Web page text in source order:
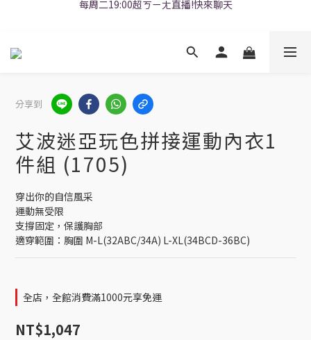
分享到
艾波迷亞玩色拼接運動內衣1
件組 (1705)
穿出你的自信風采
運動無受限
支撐固定，保護胸部
適穿範圍：胸圍 M-L(32ABC/34A) L-XL(34BCD-36BC)
全店，全館消費滿1000元享免運
NT$1,047